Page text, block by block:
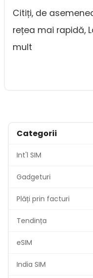
Citiți, de
rețea mai rapidă,
mult
Categorii
Int'l SIM
Gadgeturi
Plăți prin facturi
Tendința
eSIM
India SIM